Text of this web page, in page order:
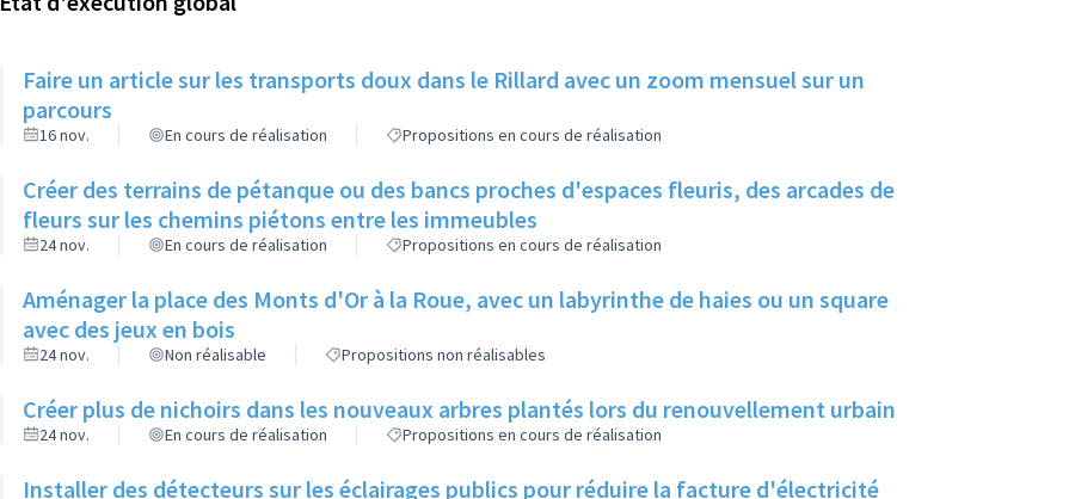
Faire un article sur les transports doux dans le Rillard avec un zoom mensuel sur un
parcours
16 nov. En cours de réalisation Propositions en cours de réalisation
Créer des terrains de pétanque ou des bancs proches d'espaces fleuris, des arcades de
fleurs sur les chemins piétons entre les immeubles
24 nov. En cours de réalisation Propositions en cours de réalisation
Aménager la place des Monts d'Or à la Roue, avec un labyrinthe de haies ou un square
avec des jeux en bois
24 nov. Non réalisable Propositions non réalisables
Créer plus de nichoirs dans les nouveaux arbres plantés lors du renouvellement urbain
24 nov. En cours de réalisation Propositions en cours de réalisation
Installer des détecteurs sur les éclairages publics pour réduire la facture d'électricité